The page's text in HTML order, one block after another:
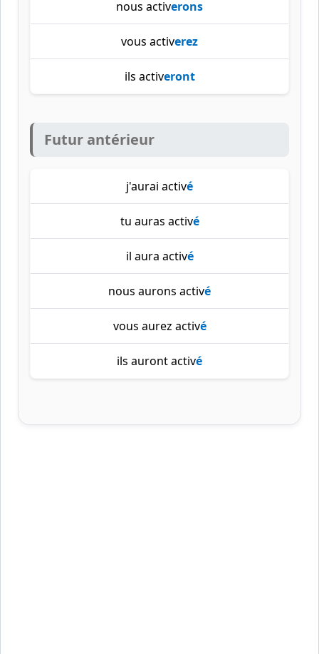
nous activerons
vous activerez
ils activeront
Futur antérieur
j'aurai activé
tu auras activé
il aura activé
nous aurons activé
vous aurez activé
ils auront activé